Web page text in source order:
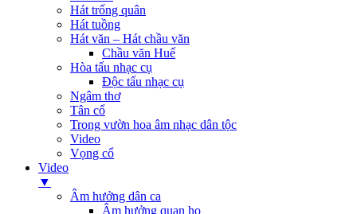
Hát trống quân
Hát tuồng
Hát văn – Hát chầu văn
Chầu văn Huế
Hòa tấu nhạc cụ
Độc tấu nhạc cụ
Ngâm thơ
Tân cổ
Trong vườn hoa âm nhạc dân tộc
Video
Vọng cổ
Video
▼
Âm hưởng dân ca
Âm hưởng quan họ